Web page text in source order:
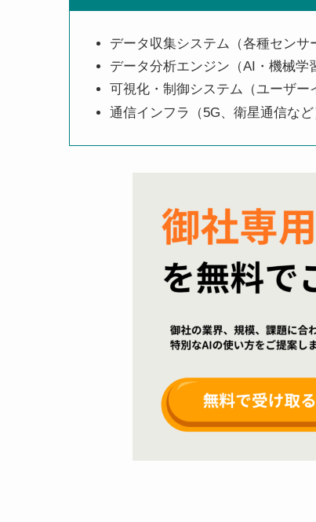
データ収集システム（各種センサ
データ分析エンジン（AI・機械学
可視化・制御システム（ユーザー
通信インフラ（5G、衛星通信など